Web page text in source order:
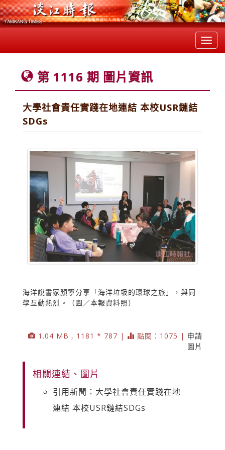
第 1116 期 圖片資訊
大學社會責任實踐在地連結 本校USR鏈結
SDGs
海洋說書家顏寧分享「海洋垃圾的環球之旅」，與同
學互動熱烈。（圖／本報資料照）
1.04 MB , 1181 * 787 | 點閱：1075 | 申請
圖片
相關連結、圖片
引用新聞：大學社會責任實踐在地
連結 本校USR鏈結SDGs